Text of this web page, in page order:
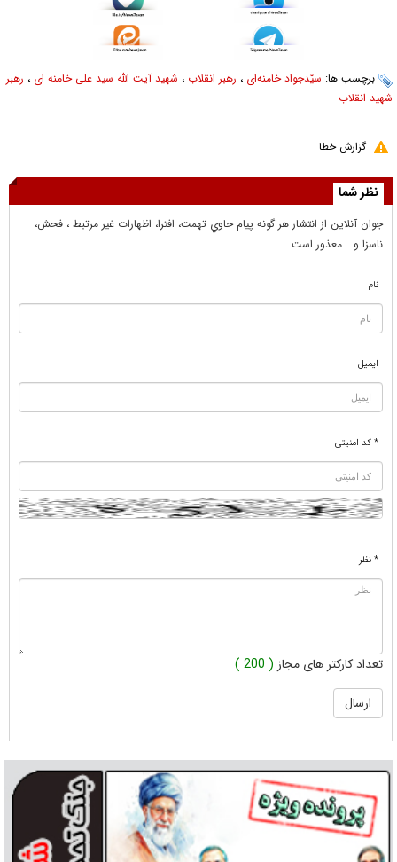
برچسب ها: سیّدجواد خامنه‌ای ، رهبر انقلاب ، شهید آیت الله سید علی خامنه ای ، رهبر
شهید انقلاب
گزارش خطا
نظر شما
جوان آنلاين از انتشار هر گونه پيام حاوي تهمت، افترا، اظهارات غير مرتبط ، فحش،
ناسزا و... معذور است
نام
ایمیل
* کد امنیتی
* نظر
تعداد کارکتر های مجاز ( 200 )